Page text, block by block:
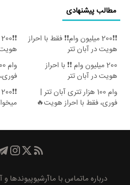
مطالب پیشنهادی
❗❗200 میلیون وام❗❗ فقط با احراز
هویت در آبان تتر
هویت
200 میلیون وام ❗❗ با احراز
هویت در آبان تتر
وام 100 هزار تتری آبان تتر |
فوری، فقط با احراز هویت🔥
درباره ماتماس با ماآرشیوپیوند‌ها و